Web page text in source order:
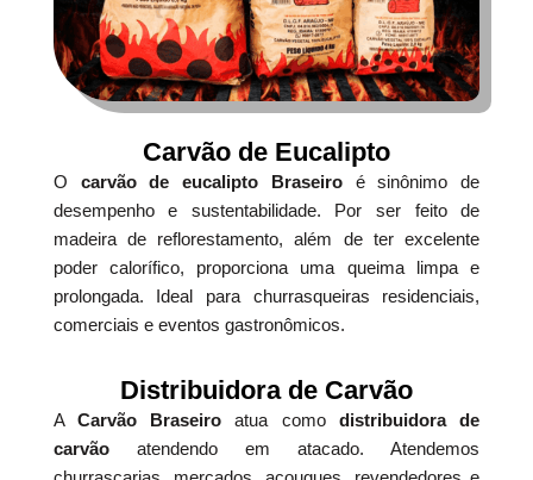
Carvão de Eucalipto
O carvão de eucalipto Braseiroé sinônimo de
desempenho e sustentabilidade. Por ser feito de
madeira de reflorestamento, além de ter excelente
poder calorífico, proporciona uma queima limpa e
prolongada. Ideal para churrasqueiras residenciais,
comerciais e eventos gastronômicos.
Distribuidora de Carvão
ACarvão Braseiro atua como distribuidora de
carvãoatendendo em atacado. Atendemos